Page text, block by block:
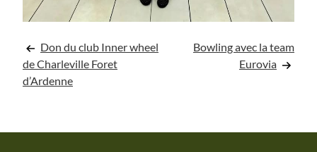
Navigation
de
Don du club Inner wheel
de Charleville Foret
d’Ardenne
Bowling avec la team
Eurovia